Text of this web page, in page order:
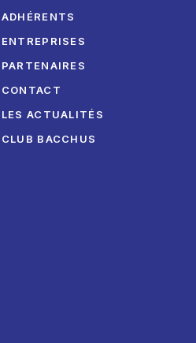
ADHÉRENTS
ENTREPRISES
PARTENAIRES
CONTACT
LES ACTUALITÉS
CLUB BACCHUS